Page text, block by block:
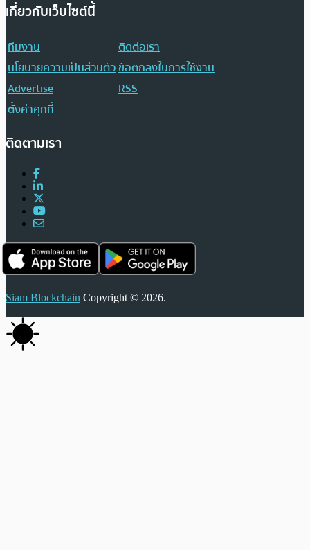
เกี่ยวกับเว็บไซต์นี้
ทีมงาน
ติดต่อเรา
นโยบายความเป็นส่วนตัวข้อตกลงในการใช้งาน
Advertise
RSS
ตั้งค่าคุกกี้
ติดตามเรา
Siam Blockchain Copyright © 2026.